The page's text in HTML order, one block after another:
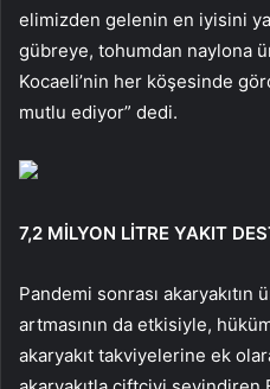
elimizden gelenin en iyisini
gübreye, tohumdan naylona
Kocaeli’nin her köşesinde
mutlu ediyor” dedi.
7,2 MİLYON LİTRE YAKIT
Pandemi sonrası akaryakıtın
artmasının da etkisiyle,
akaryakıt takviyelerine ek